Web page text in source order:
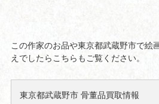
この作家のお品や東京都武蔵野市で絵
えでしたらこちらもご覧ください。
東京都武蔵野市 骨董品買取情報